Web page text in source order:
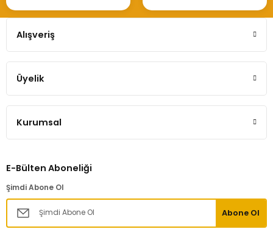
Alışveriş
Üyelik
Kurumsal
E-Bülten Aboneliği
Şimdi Abone Ol
Abone Ol